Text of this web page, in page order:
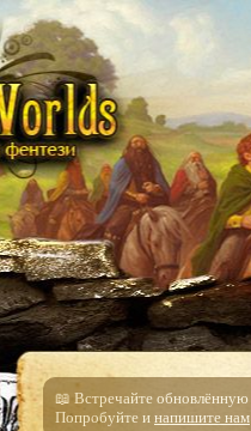
📖 Встречайте обновлённую
Попробуйте и напишите нам